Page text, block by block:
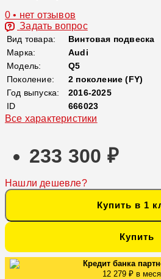
0 • нет отзывов
Задать вопрос
Вид товара:
Винтовая подвеска
Марка:
Audi
Модель:
Q5
Поколение:
2 поколение (FY)
Год выпуска:
2016-2025
ID
666023
Все характеристики
233 300 ₽
Нашли дешевле?
Купить в 1
Купить
Кредит банка
12 279 ₽ в